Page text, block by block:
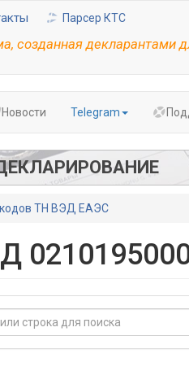
Парсер КТС
созданная декларантами
Новости Telegram
ТН ВЭД ЕАЭС